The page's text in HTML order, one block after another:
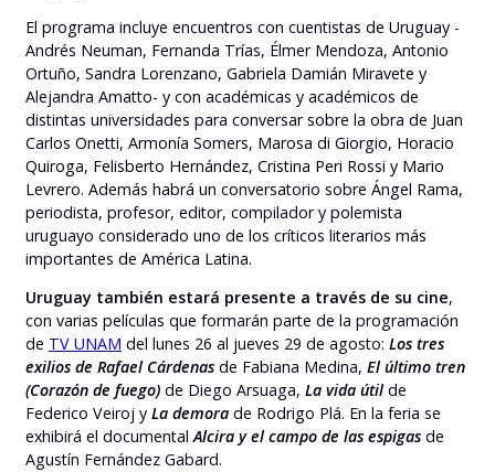
El programa incluye encuentros con cuentistas de Uruguay -
Andrés Neuman, Fernanda Trías, Élmer Mendoza, Antonio
Ortuño, Sandra Lorenzano, Gabriela Damián Miravete y
Alejandra Amatto- y con académicas y académicos de
distintas universidades para conversar sobre la obra de Juan
Carlos Onetti, Armonía Somers, Marosa di Giorgio, Horacio
Quiroga, Felisberto Hernández, Cristina Peri Rossi y Mario
Levrero. Además habrá un conversatorio sobre Ángel Rama,
periodista, profesor, editor, compilador y polemista
uruguayo considerado uno de los críticos literarios más
importantes de América Latina.
Uruguay también estará presente a través de su cine,
con varias películas que formarán parte de la programación
de TV UNAM del lunes 26 al jueves 29 de agosto: Los tres
exilios de Rafael Cárdenas de Fabiana Medina, El último tren
(Corazón de fuego) de Diego Arsuaga, La vida útilde
Federico Veiroj y La demora de Rodrigo Plá. En la feria se
exhibirá el documentalAlcira y el campo de las espigas de
Agustín Fernández Gabard.